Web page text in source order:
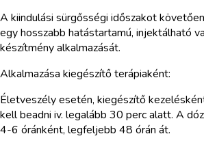
A kiindulási sürgősségi időszakot
egy hosszabb hatástartamú, injektálható
készítmény alkalmazását.
Alkalmazása kiegészítő terápiaként:
Életveszély esetén, kiegészítő
kell beadni iv. legalább 30 perc alatt. A
4-6 óránként, legfeljebb 48 órán át.